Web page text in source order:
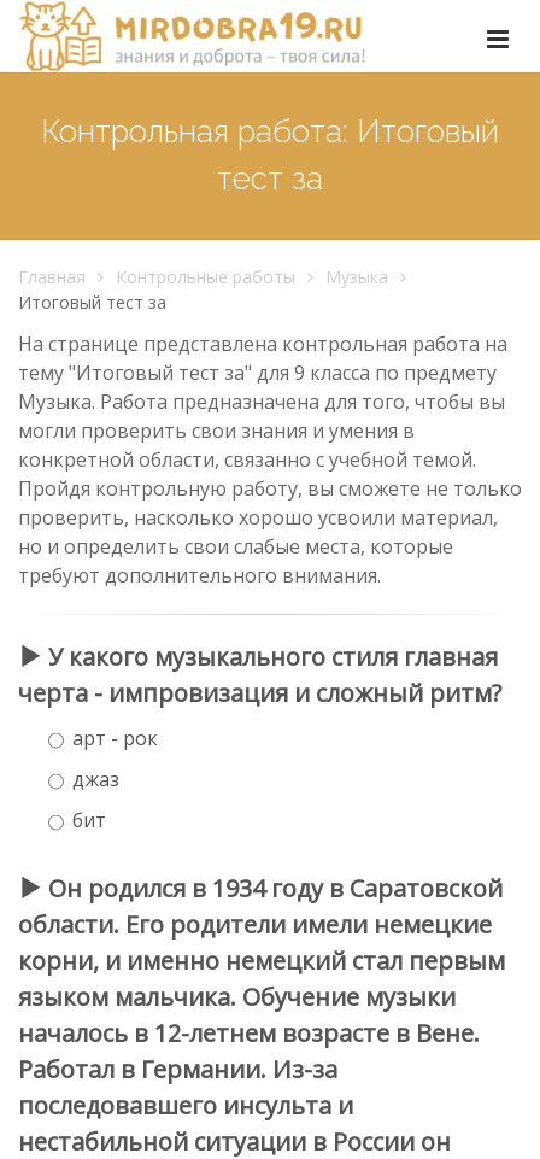
Контрольная работа: Итоговый
тест за
Главная Контрольные работы
Музыка
Итоговый тест за
На странице представлена контрольная работа на
тему "Итоговый тест за" для 9 класса по предмету
Музыка. Работа предназначена для того, чтобы вы
могли проверить свои знания и умения в
конкретной области, связанно с учебной темой.
Пройдя контрольную работу, вы сможете не только
проверить, насколько хорошо усвоили материал,
но и определить свои слабые места, которые
требуют дополнительного внимания.
У какого музыкального стиля главная
черта - импровизация и сложный ритм?
арт - рок
джаз
бит
Он родился в 1934 году в Саратовской
области. Его родители имели немецкие
корни, и именно немецкий стал первым
языком мальчика. Обучение музыки
началось в 12-летнем возрасте в Вене.
Работал в Германии. Из-за
последовавшего инсульта и
нестабильной ситуации в России он